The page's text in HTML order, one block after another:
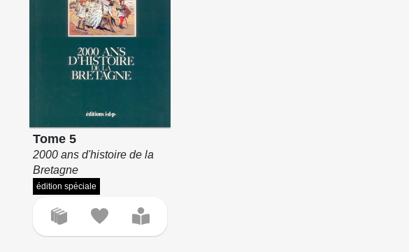
Tome 5
2000 ans d'histoire de la
Bretagne
édition spéciale